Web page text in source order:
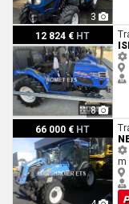
3
12 824 € HT
8
Iseki TM3217FZVREA/RA
66 000 € HT
New Holland T4 120F
m